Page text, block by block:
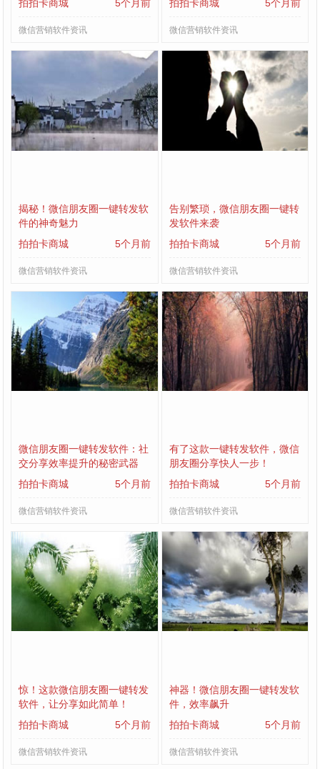
拍拍卡商城
5个月前
微信营销软件资讯
拍拍卡商城
5个月前
微信营销软件资讯
揭秘！微信朋友圈一键转发软
件的神奇魅力
拍拍卡商城
5个月前
微信营销软件资讯
告别繁琐，微信朋友圈一键转
发软件来袭
拍拍卡商城
5个月前
微信营销软件资讯
微信朋友圈一键转发软件：社
交分享效率提升的秘密武器
拍拍卡商城
5个月前
微信营销软件资讯
有了这款一键转发软件，微信
朋友圈分享快人一步！
拍拍卡商城
5个月前
微信营销软件资讯
惊！这款微信朋友圈一键转发
软件，让分享如此简单！
拍拍卡商城
5个月前
微信营销软件资讯
神器！微信朋友圈一键转发软
件，效率飙升
拍拍卡商城
5个月前
微信营销软件资讯